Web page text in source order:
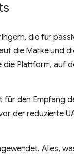
die für
die Marke und
Plattform, auf
für den Empfang
der reduzierte
Alles,